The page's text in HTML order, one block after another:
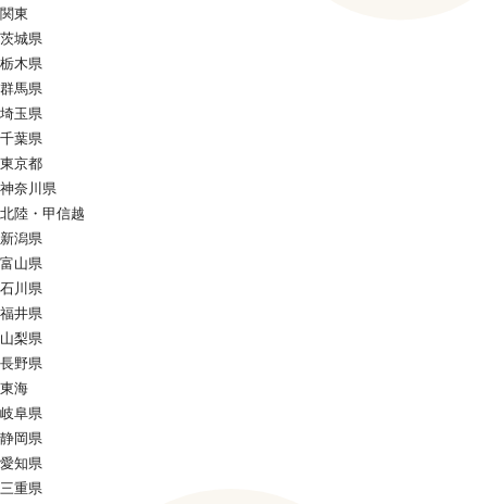
関東
茨城県
栃木県
群馬県
埼玉県
千葉県
東京都
神奈川県
北陸・甲信越
新潟県
富山県
石川県
福井県
山梨県
長野県
東海
岐阜県
静岡県
愛知県
三重県